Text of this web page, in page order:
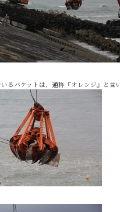
るバケットは、通称『オレンジ』と言い